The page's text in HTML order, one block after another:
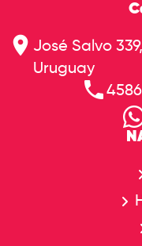
José Salvo
Uruguay